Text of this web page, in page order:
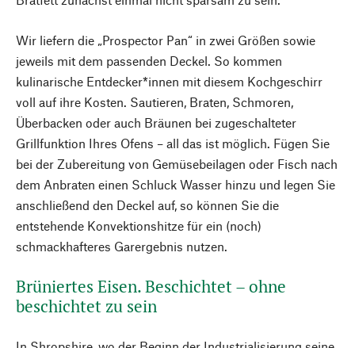
Wir liefern die „Prospector Pan“ in zwei Größen sowie
jeweils mit dem passenden Deckel. So kommen
kulinarische Entdecker*innen mit diesem Kochgeschirr
voll auf ihre Kosten. Sautieren, Braten, Schmoren,
Überbacken oder auch Bräunen bei zugeschalteter
Grillfunktion Ihres Ofens – all das ist möglich. Fügen Sie
bei der Zubereitung von Gemüsebeilagen oder Fisch nach
dem Anbraten einen Schluck Wasser hinzu und legen Sie
anschließend den Deckel auf, so können Sie die
entstehende Konvektionshitze für ein (noch)
schmackhafteres Garergebnis nutzen.
Brüniertes Eisen. Beschichtet – ohne
beschichtet zu sein